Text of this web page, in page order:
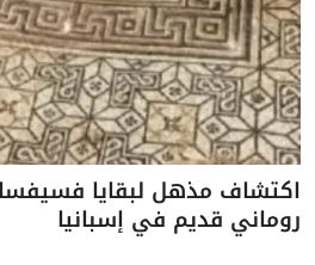
اكتشاف مذهل لبقايا
روماني قديم في إسبانيا